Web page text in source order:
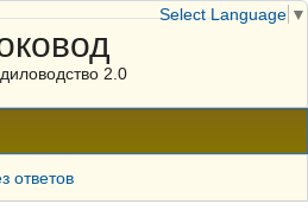
2.0
ответов
Select Language ▼